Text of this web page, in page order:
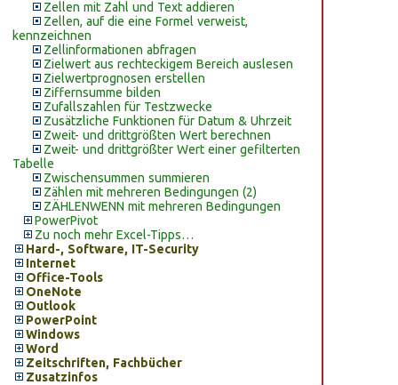
Zellen mit Zahl und Text addieren
Zellen, auf die eine Formel verweist,
kennzeichnen
Zellinformationen abfragen
Zielwert aus rechteckigem Bereich auslesen
Zielwertprognosen erstellen
Ziffernsumme bilden
Zufallszahlen für Testzwecke
Zusätzliche Funktionen für Datum & Uhrzeit
Zweit- und drittgrößten Wert berechnen
Zweit- und drittgrößter Wert einer gefilterten
Tabelle
Zwischensummen summieren
Zählen mit mehreren Bedingungen (2)
ZÄHLENWENN mit mehreren Bedingungen
PowerPivot
Zu noch mehr Excel-Tipps…
Hard-, Software, IT-Security
Internet
Office-Tools
OneNote
Outlook
PowerPoint
Windows
Word
Zeitschriften, Fachbücher
Zusatzinfos